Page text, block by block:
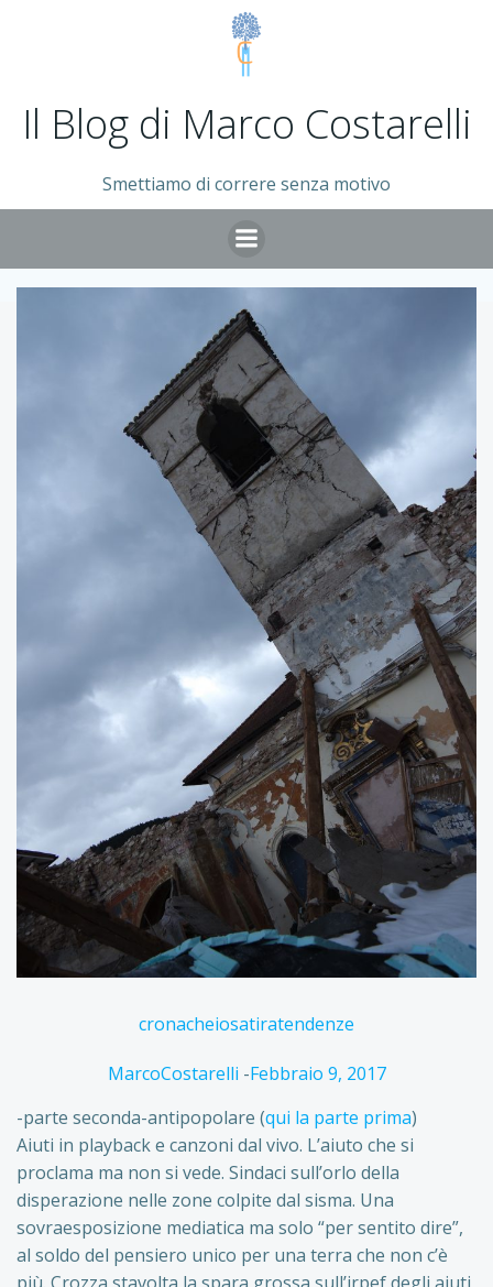
Vai
al
contenuto
Il Blog di Marco Costarelli
Smettiamo di correre senza motivo
cronacheiosatiratendenze
MarcoCostarelli -Febbraio 9, 2017
-parte seconda-antipopolare (qui la parte prima)
Aiuti in playback e canzoni dal vivo. L’aiuto che si
proclama ma non si vede. Sindaci sull’orlo della
disperazione nelle zone colpite dal sisma. Una
sovraesposizione mediatica ma solo “per sentito dire”,
al soldo del pensiero unico per una terra che non c’è